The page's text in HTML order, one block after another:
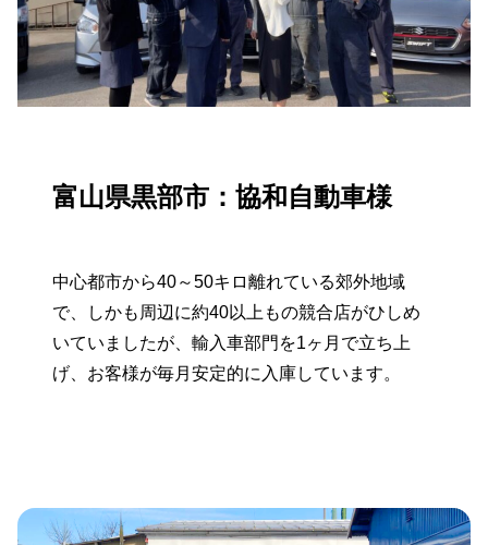
富山県黒部市：協和自動車様
中心都市から40～50キロ離れている郊外地域
で、しかも周辺に約40以上もの競合店がひしめ
いていましたが、輸入車部門を1ヶ月で立ち上
げ、お客様が毎月安定的に入庫しています。